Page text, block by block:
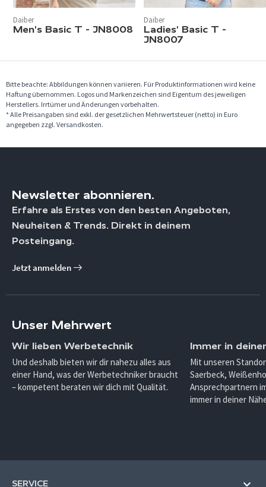
Daiber
Men's Basic T - JN8008
Daiber
Ladies' Basic T -
JN8007
Bitte beachte: Abbildungen können variieren. Für Produktinformationen wird keine
Haftung übernommen. Logos und Markenzeichen sind Eigentum des jeweiligen
Herstellers. Irrtümer und Änderungen vorbehalten.
* Alle Preisangaben sind exkl. der gesetzlichen Mehrwertsteuer (netto) in Euro
angegeben zzgl. Versandkosten.
Newsletter abonnieren.
Erfahre als Erstes von den besten Angeboten,
Neuheiten & Trends. Direkt in deinem
Posteingang.
Jetzt anmelden
Unser Mehrwert
Wir lieben Werbetechnik
Und deshalb bieten wir dir nahezu alles aus
einer Hand, was der Werbetechniker braucht
– kompetent beraten wir dich mit Qualität.
Immer in
Mit unseren
Saerbeck,
Ansprechpartnern
immer in deiner
SERVICE